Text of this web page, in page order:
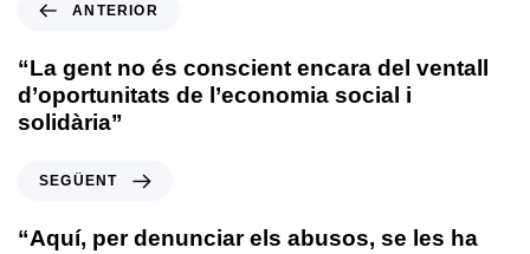
ANTERIOR
“La gent no és conscient encara del ventall
d’oportunitats de l’economia social i
solidària”
SEGÜENT
“Aquí, per denunciar els abusos, se les ha